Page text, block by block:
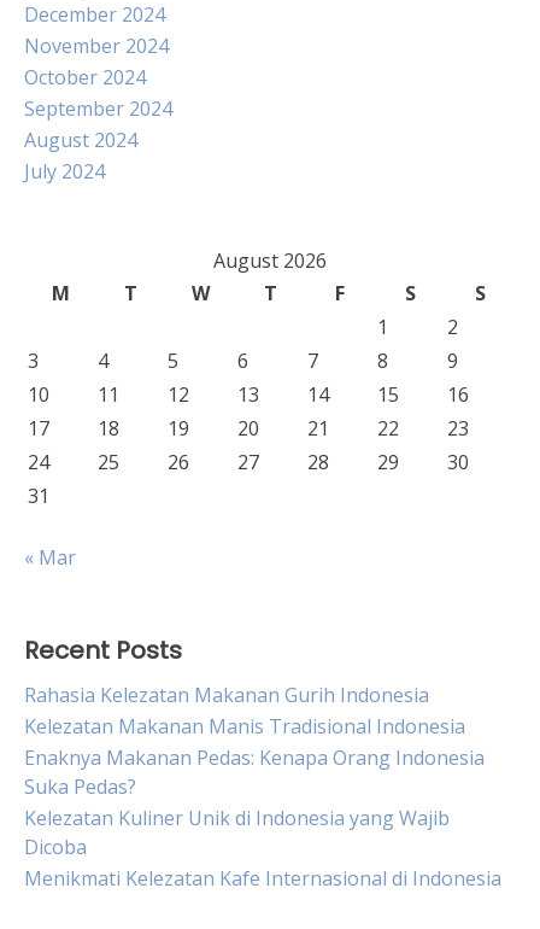
December 2024
November 2024
October 2024
September 2024
August 2024
July 2024
August 2026
M
T W T F S
S
1
2
3
4 5 6 7 8
9
10
11 12 13 14 15
16
17
18 19 20 21 22
23
24
25 26 27 28 29
30
31
« Mar
Recent Posts
Rahasia Kelezatan Makanan Gurih Indonesia
Kelezatan Makanan Manis Tradisional Indonesia
Enaknya Makanan Pedas: Kenapa Orang Indonesia
Suka Pedas?
Kelezatan Kuliner Unik di Indonesia yang Wajib
Dicoba
Menikmati Kelezatan Kafe Internasional di Indonesia